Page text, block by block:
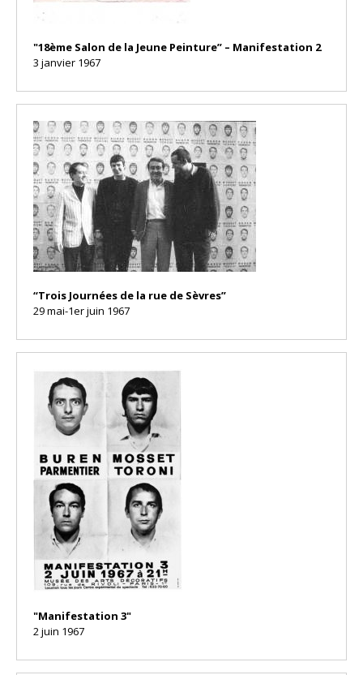
"18ème Salon de la Jeune Peinture” – Manifestation 2
3 janvier 1967
“Trois Journées de la rue de Sèvres”
29 mai-1er juin 1967
"Manifestation 3"
2 juin 1967